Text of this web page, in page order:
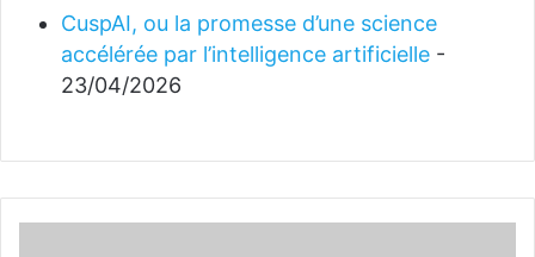
CuspAI, ou la promesse d’une science
accélérée par l’intelligence artificielle -
23/04/2026